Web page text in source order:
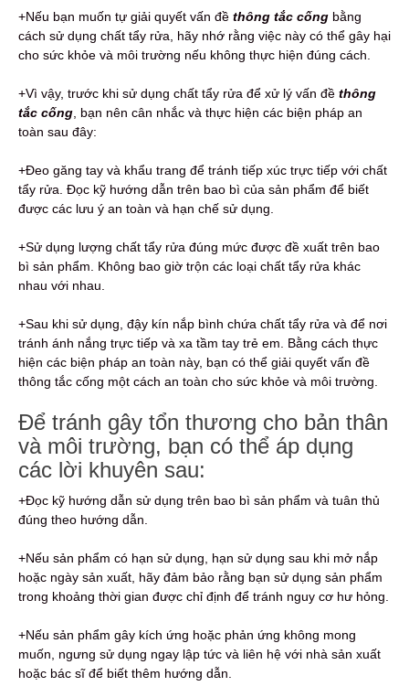
+Nếu bạn muốn tự giải quyết vấn đề thông tắc cống bằng
cách sử dụng chất tẩy rửa, hãy nhớ rằng việc này có thể gây hại
cho sức khỏe và môi trường nếu không thực hiện đúng cách.
+Vì vậy, trước khi sử dụng chất tẩy rửa để xử lý vấn đề thông
tắc cống , bạn nên cân nhắc và thực hiện các biện pháp an
toàn sau đây:
+Đeo găng tay và khẩu trang để tránh tiếp xúc trực tiếp với chất
tẩy rửa. Đọc kỹ hướng dẫn trên bao bì của sản phẩm để biết
được các lưu ý an toàn và hạn chế sử dụng.
+Sử dụng lượng chất tẩy rửa đúng mức được đề xuất trên bao
bì sản phẩm. Không bao giờ trộn các loại chất tẩy rửa khác
nhau với nhau.
+Sau khi sử dụng, đậy kín nắp bình chứa chất tẩy rửa và để nơi
tránh ánh nắng trực tiếp và xa tầm tay trẻ em. Bằng cách thực
hiện các biện pháp an toàn này, bạn có thể giải quyết vấn đề
thông tắc cống một cách an toàn cho sức khỏe và môi trường.
Để tránh gây tổn thương cho bản thân
và môi trường, bạn có thể áp dụng
các lời khuyên sau:
+Đọc kỹ hướng dẫn sử dụng trên bao bì sản phẩm và tuân thủ
đúng theo hướng dẫn.
+Nếu sản phẩm có hạn sử dụng, hạn sử dụng sau khi mở nắp
hoặc ngày sản xuất, hãy đảm bảo rằng bạn sử dụng sản phẩm
trong khoảng thời gian được chỉ định để tránh nguy cơ hư hỏng.
+Nếu sản phẩm gây kích ứng hoặc phản ứng không mong
muốn, ngưng sử dụng ngay lập tức và liên hệ với nhà sản xuất
hoặc bác sĩ để biết thêm hướng dẫn.